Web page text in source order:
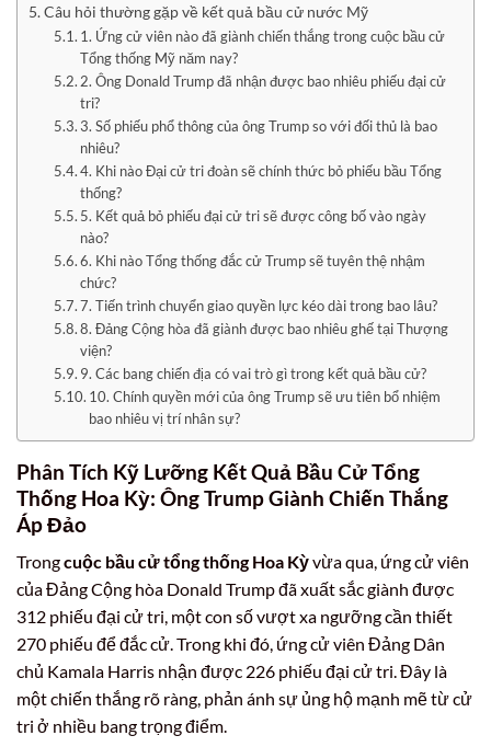
Câu hỏi thường gặp về kết quả bầu cử nước Mỹ
1. Ứng cử viên nào đã giành chiến thắng trong cuộc bầu cử
Tổng thống Mỹ năm nay?
2. Ông Donald Trump đã nhận được bao nhiêu phiếu đại cử
tri?
3. Số phiếu phổ thông của ông Trump so với đối thủ là bao
nhiêu?
4. Khi nào Đại cử tri đoàn sẽ chính thức bỏ phiếu bầu Tổng
thống?
5. Kết quả bỏ phiếu đại cử tri sẽ được công bố vào ngày
nào?
6. Khi nào Tổng thống đắc cử Trump sẽ tuyên thệ nhậm
chức?
7. Tiến trình chuyển giao quyền lực kéo dài trong bao lâu?
8. Đảng Cộng hòa đã giành được bao nhiêu ghế tại Thượng
viện?
9. Các bang chiến địa có vai trò gì trong kết quả bầu cử?
10. Chính quyền mới của ông Trump sẽ ưu tiên bổ nhiệm
bao nhiêu vị trí nhân sự?
Phân Tích Kỹ Lưỡng Kết Quả Bầu Cử Tổng
Thống Hoa Kỳ: Ông Trump Giành Chiến Thắng
Áp Đảo
Trongcuộc bầu cử tổng thống Hoa Kỳvừa qua, ứng cử viên
của Đảng Cộng hòa Donald Trump đã xuất sắc giành được
312 phiếu đại cử tri, một con số vượt xa ngưỡng cần thiết
270 phiếu để đắc cử. Trong khi đó, ứng cử viên Đảng Dân
chủ Kamala Harris nhận được 226 phiếu đại cử tri. Đây là
một chiến thắng rõ ràng, phản ánh sự ủng hộ mạnh mẽ từ cử
tri ở nhiều bang trọng điểm.